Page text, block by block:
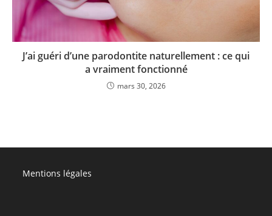
J’ai guéri d’une parodontite naturellement : ce qui
a vraiment fonctionné
mars 30, 2026
Mentions légales